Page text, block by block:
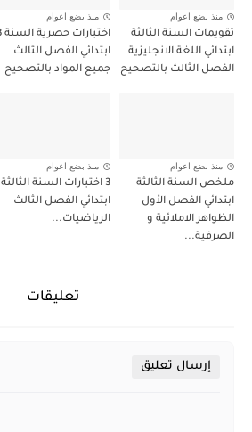
منذ بضع اعوام
تقويمات السنة الثالثة
ابتدائي اللغة الانجليزية
الفصل الثالث بالتصحيح
منذ بضع اعوام
ابتدائي الفصل الثالث
جميع المواد بالتصحيح
منذ بضع اعوام
ملخص السنة الثالثة
ابتدائي الفصل الأول
الظواهر الاملائية و
الصرفية...
منذ بضع اعوام
3 اختبارات السنة الثالثة
ابتدائي الفصل الثالث
الرياضيات...
تعليقات
إرسال تعليق